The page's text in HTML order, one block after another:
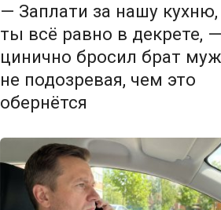
— Заплати за нашу кухню,
ты всё равно в декрете, —
цинично бросил брат
не подозревая, чем это
обернётся